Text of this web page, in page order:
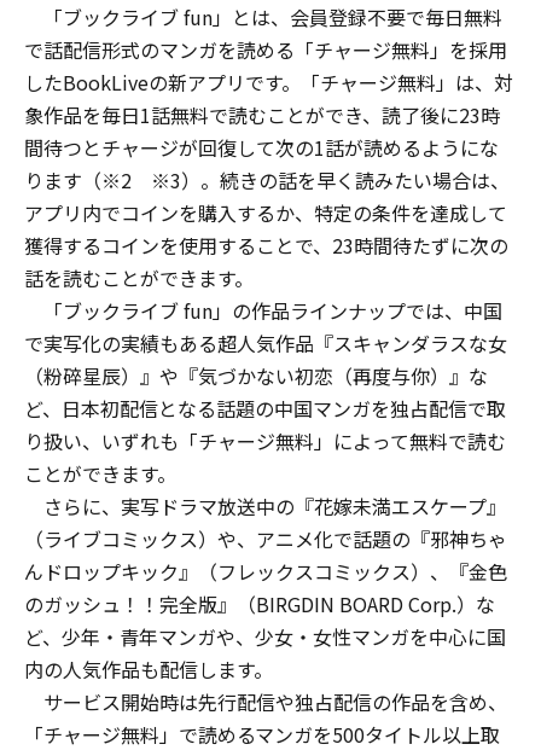
「ブックライブ fun」とは、会員登録不要で毎日無料
で話配信形式のマンガを読める「チャージ無料」を採用
したBookLiveの新アプリです。「チャージ無料」は、対
象作品を毎日1話無料で読むことができ、読了後に23時
間待つとチャージが回復して次の1話が読めるようにな
ります（※2 ※3）。続きの話を早く読みたい場合は、
アプリ内でコインを購入するか、特定の条件を達成して
獲得するコインを使用することで、23時間待たずに次の
話を読むことができます。
「ブックライブ fun」の作品ラインナップでは、中国
で実写化の実績もある超人気作品『スキャンダラスな女
（粉碎星辰）』や『気づかない初恋（再度与你）』な
ど、日本初配信となる話題の中国マンガを独占配信で取
り扱い、いずれも「チャージ無料」によって無料で読む
ことができます。
さらに、実写ドラマ放送中の『花嫁未満エスケープ』
（ライブコミックス）や、アニメ化で話題の『邪神ちゃ
んドロップキック』（フレックスコミックス）、『金色
のガッシュ！！完全版』（BIRGDIN BOARD Corp.）な
ど、少年・青年マンガや、少女・女性マンガを中心に国
内の人気作品も配信します。
サービス開始時は先行配信や独占配信の作品を含め、
「チャージ無料」で読めるマンガを500タイトル以上取